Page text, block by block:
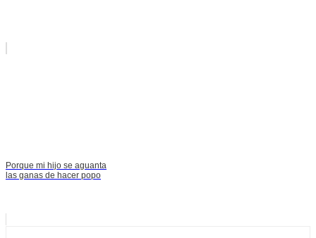
Porque mi hijo se aguanta
las ganas de hacer popo